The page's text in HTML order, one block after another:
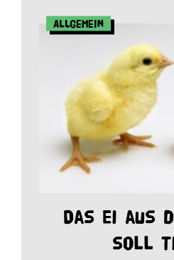
Allgemein
Das Ei aus
soll